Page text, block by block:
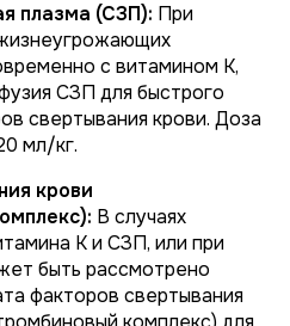
плазма (СЗП): При
с витамином К,
СЗП для быстрого
свертывания крови. Доза
мл/кг.
крови
В случаях
К и СЗП, или при
быть рассмотрено
факторов свертывания